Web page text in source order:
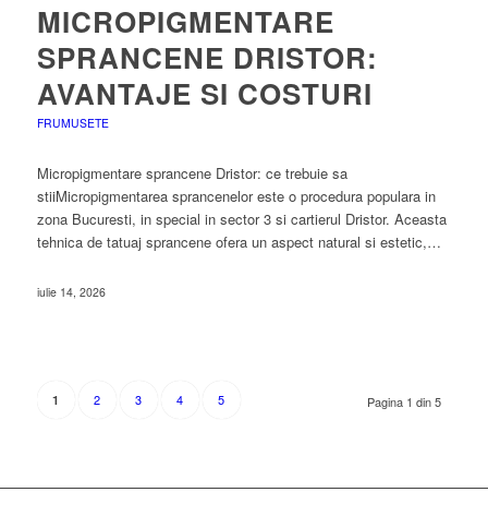
MICROPIGMENTARE
SPRANCENE DRISTOR:
AVANTAJE SI COSTURI
FRUMUSETE
Micropigmentare sprancene Dristor: ce trebuie sa
stiiMicropigmentarea sprancenelor este o procedura populara in
zona Bucuresti, in special in sector 3 si cartierul Dristor. Aceasta
tehnica de tatuaj sprancene ofera un aspect natural si estetic,…
iulie 14, 2026
Pagina 1 din 5
1 2 3 4 5